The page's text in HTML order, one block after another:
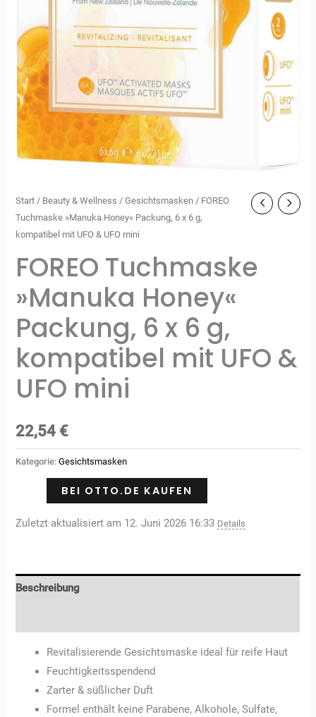
Start / Beauty & Wellness /Gesichtsmasken / FOREO
Tuchmaske »Manuka Honey« Packung, 6 x 6 g,
kompatibel mit UFO & UFO mini
FOREO Tuchmaske
»Manuka Honey«
Packung, 6 x 6 g,
kompatibel mit UFO &
UFO mini
22,54 €
Kategorie:Gesichtsmasken
BEI OTTO.DE KAUFEN
Zuletzt aktualisiert am 12. Juni 2026 16:33 Details
Beschreibung
Revitalisierende Gesichtsmaske ideal für reife Haut
Feuchtigkeitsspendend
Zarter & süßlicher Duft
Formel enthält keine Parabene, Alkohole, Sulfate,